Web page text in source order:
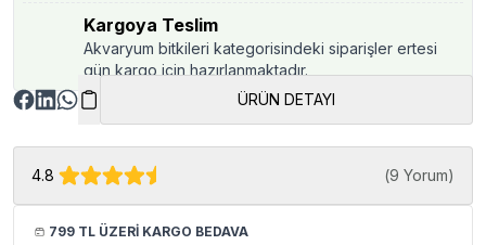
Kargoya Teslim
Akvaryum bitkileri kategorisindeki siparişler ertesi
gün kargo için hazırlanmaktadır.
ÜRÜN DETAYI
4.8 (9 Yorum)
799 TL ÜZERİ KARGO BEDAVA